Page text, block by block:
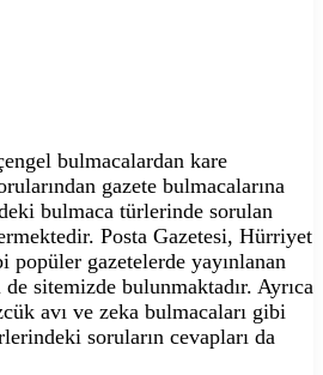
bulmacalardan kare
gazete bulmacalarına
bulmaca türlerinde sorulan
Posta Gazetesi, Hürriyet
popüler gazetelerde yayınlanan
sitemizde bulunmaktadır. Ayrıca
avı ve zeka bulmacaları gibi
soruların cevapları da